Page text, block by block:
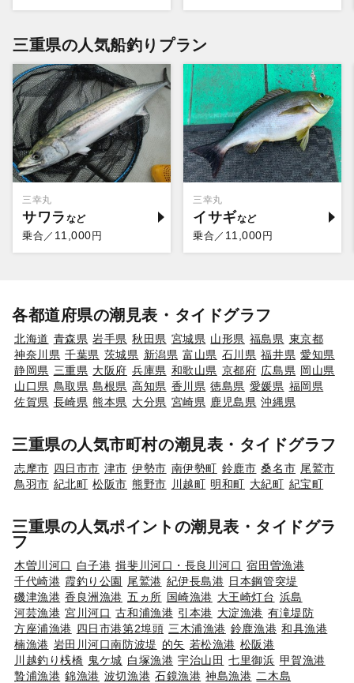
三重県の人気船釣りプラン
三幸丸
サワラ
乗合／ 11,000円
三幸丸
イサギ
乗合／ 11,000円
各都道府県の潮見表・タイドグラフ
北海道 青森県 岩手県 秋田県 宮城県 山形県 福島県 東京都
神奈川県 千葉県 茨城県 新潟県 富山県 石川県 福井県 愛知県
静岡県 三重県 大阪府 兵庫県 和歌山県 京都府 広島県 岡山県
山口県 鳥取県 島根県 高知県 香川県 徳島県 愛媛県 福岡県
佐賀県 長崎県 熊本県 大分県 宮崎県 鹿児島県 沖縄県
三重県の人気市町村の潮見表・タイドグラフ
志摩市 四日市市 津市 伊勢市 南伊勢町 鈴鹿市 桑名市 尾鷲市
鳥羽市 紀北町 松阪市 熊野市 川越町 明和町 大紀町 紀宝町
三重県の人気ポイントの潮見表・タイドグラ
フ
木曽川河口 白子港 揖斐川河口・長良川河口 宿田曽漁港
千代崎港 霞釣り公園 尾鷲港 紀伊長島港 日本鋼管突堤
磯津漁港 香良洲漁港 五ヵ所 国崎漁港 大王崎灯台 浜島
河芸漁港 宮川河口 古和浦漁港 引本港 大淀漁港 有滝堤防
方座浦漁港 四日市港第2埠頭 三木浦漁港 鈴鹿漁港 和具漁港
楠漁港 岩田川河口南防波堤 的矢 若松漁港 松阪港
川越釣り桟橋 鬼ケ城 白塚漁港 宇治山田 七里御浜 甲賀漁港
贄浦漁港 錦漁港 波切漁港 石鏡漁港 神島漁港 二木島